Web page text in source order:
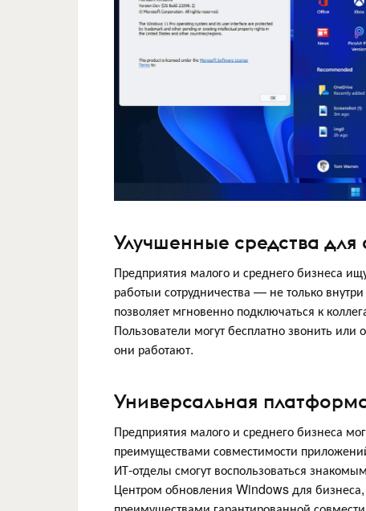
Улучшенные средства
Предприятия малого и среднего бизнеса
работыи сотрудничества — не только
позволяет мгновенно подключаться к
Пользователи могут бесплатно звонить
они работают.
Универсальная
Предприятия малого и среднего бизнеса
преимуществами совместимости
ИТ-отделы смогут воспользоваться
Центром обновления Windows для